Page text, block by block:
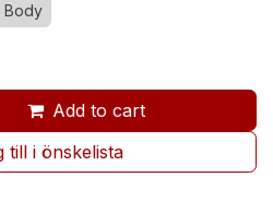
Body
Add to cart
till i önskelista